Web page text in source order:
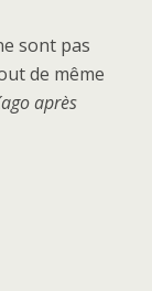
sont pas
de même
après